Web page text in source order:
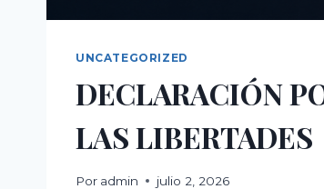
UNCATEGORIZED
DECLARACIÓN
LAS LIBERTADES
Por admin julio 2, 2026